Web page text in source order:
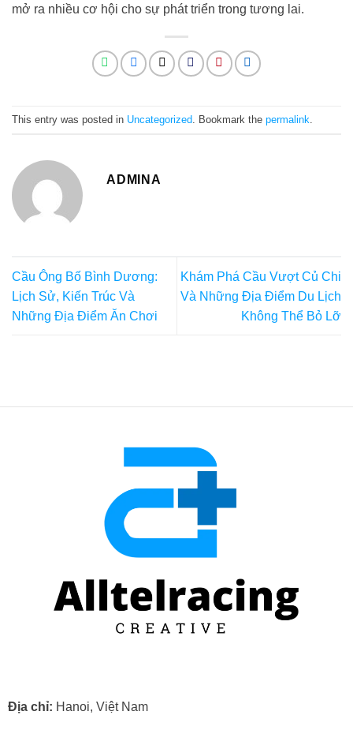
mở ra nhiều cơ hội cho sự phát triển trong tương lai.
This entry was posted in Uncategorized . Bookmark the permalink
ADMINA
Cầu Ông Bố Bình Dương:
Lịch Sử, Kiến Trúc Và
Những Địa Điểm Ăn Chơi
Khám Phá Cầu Vượt Củ Chi
Và Những Địa Điểm Du Lịch
Không Thể Bỏ Lỡ
Địa chỉ: Hanoi, Việt Nam